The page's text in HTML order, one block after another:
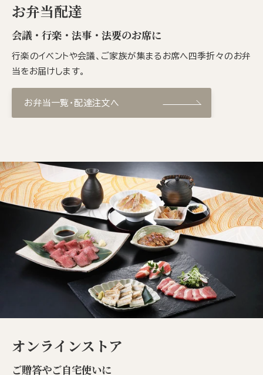
お弁当配達
会議・行楽・法事・法要のお席に
行楽のイベントや会議、ご家族が集まるお席へ四季折々のお弁
当をお届けします。
お弁当一覧・配達注文へ
オンラインストア
ご贈答やご自宅使いに